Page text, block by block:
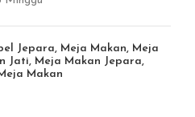
Jepara, Meja Makan, Meja
Jati, Meja Makan Jepara,
Makan